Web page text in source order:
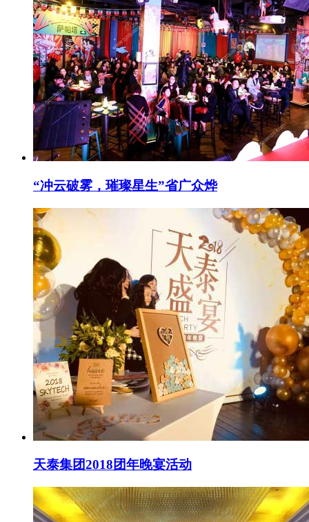
“冲云破雾，璀璨星生”省广众烨
天泰集团2018团年晚宴活动